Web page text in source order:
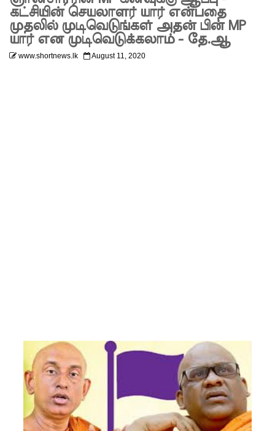
சந்தேகநப
ர்கள் 62
பலத்த
பாதுகாப்பு!
லலித் -
குகன்
காணாமற்
கட்சியின் செயலாளர் யார் என்பதை
முதலில் முடிவெடுங்கள் அதன் பின் MP
யார் என முடிவெடுக்கலாம் - தே.ஆ
www.shortnews.lk August 11, 2020